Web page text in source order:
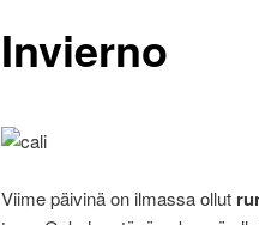
Invierno
Viime päivinä on ilmassa ollut